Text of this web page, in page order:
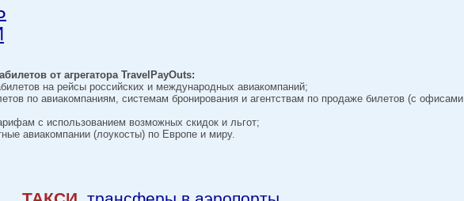
от агрегатора TravelPayOuts:
на рейсы российских и международных авиакомпаний;
по авиакомпаниям, системам бронирования и агентствам по продаже билетов (с офисами
с использованием возможных скидок и льгот;
авиакомпании (лоукосты) по Европе и миру.